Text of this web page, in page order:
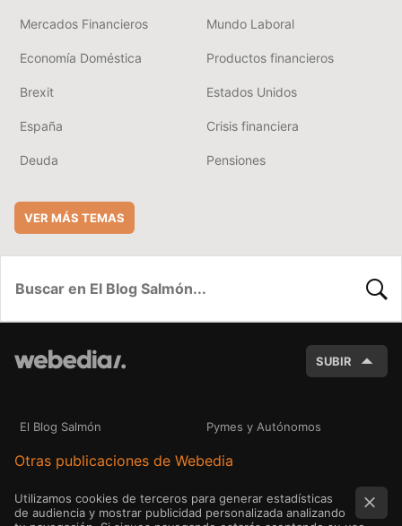
Mercados Financieros Mundo Laboral
Economía Doméstica Productos financieros
Brexit Estados Unidos
España Crisis financiera
Deuda Pensiones
VER MÁS TEMAS
SUBIR
El Blog Salmón Pymes y Autónomos
Otras publicaciones de Webedia
Utilizamos cookies de terceros para generar estadísticas
de audiencia y mostrar publicidad personalizada analizando